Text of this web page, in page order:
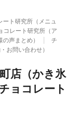
ート研究所（メニュ
コレート研究所（ア
声まとめ）
チ
お問い合わせ）
店（かき氷
ョコレート